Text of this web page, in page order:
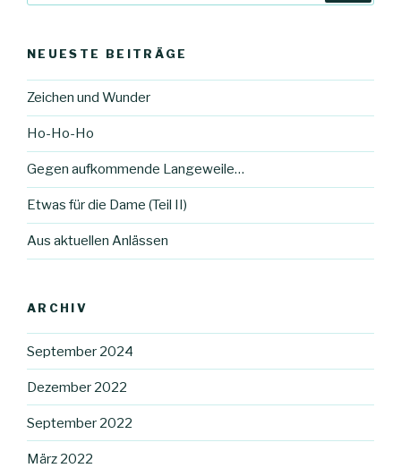
NEUESTE BEITRÄGE
Zeichen und Wunder
Ho-Ho-Ho
Gegen aufkommende Langeweile…
Etwas für die Dame (Teil II)
Aus aktuellen Anlässen
ARCHIV
September 2024
Dezember 2022
September 2022
März 2022